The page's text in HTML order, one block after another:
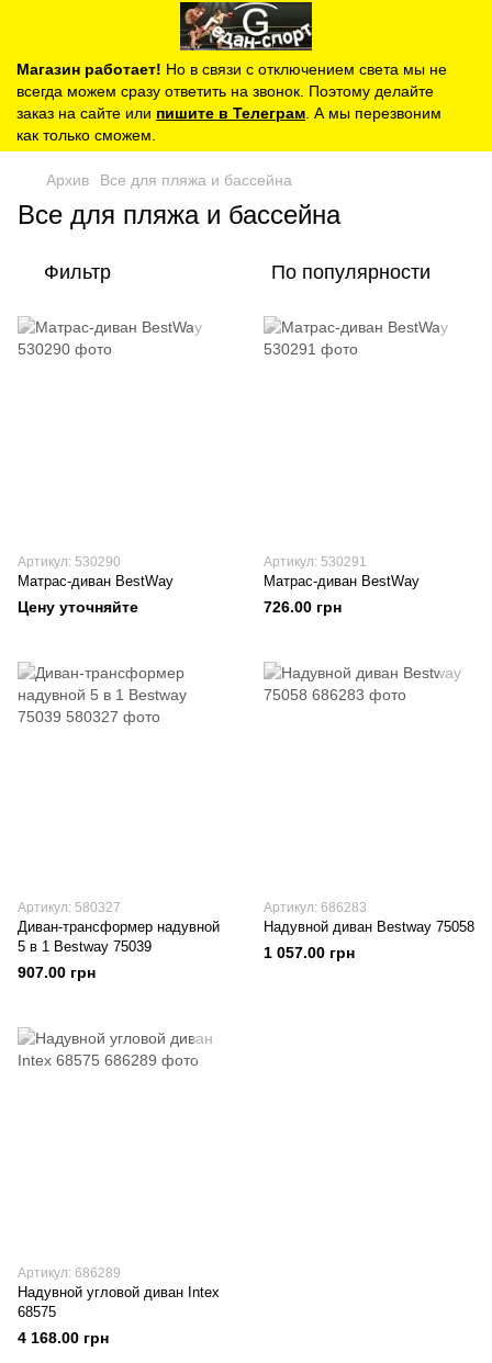
Магазин работает! Но в связи с отключением света мы не
всегда можем сразу ответить на звонок. Поэтому делайте
заказ на сайте или пишите в Телеграм . А мы перезвоним
как только сможем.
Архив Все для пляжа и бассейна
Все для пляжа и бассейна
Фильтр По популярности
Артикул: 530290
Матрас-диван BestWay
Цену уточняйте
Артикул: 530291
Матрас-диван BestWay
726.00 грн
Артикул: 580327
Диван-трансформер надувной
5 в 1 Bestway 75039
907.00 грн
Артикул: 686283
Надувной диван Bestway 75058
1 057.00 грн
Артикул: 686289
Надувной угловой диван Intex
68575
4 168.00 грн